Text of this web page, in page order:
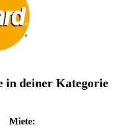
in deiner Kategorie
Miete: